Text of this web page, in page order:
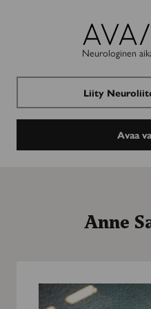
Avain-
lehti
Neurologinen
Liity
Avaa
Anne
loistaa